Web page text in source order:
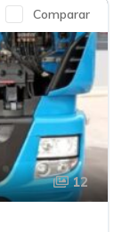
12
Comparar